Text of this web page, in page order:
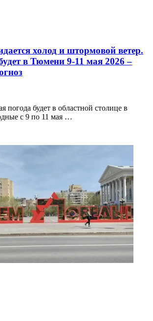
холод и штормовой ветер.
в Тюмени 9-11 мая 2026 –
погода будет в областной столице в
с 9 по 11 мая …